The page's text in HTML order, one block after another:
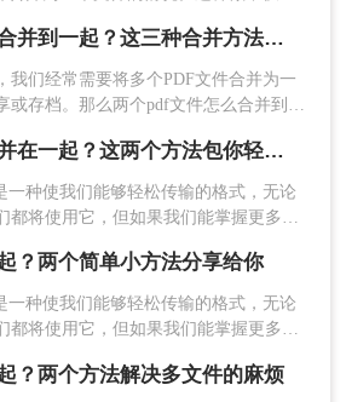
合并界面，需要注意的是，如
需要去除密码保护在上传文件
PDF文件，然后点击开始转换即
下是几种常用的合并PDF文件的方法。
两个pdf文件怎么合并到一起？这三种合并方法超实用！
我们经常需要将多个PDF文件合并为一
或存档。那么两个pdf文件怎么合并到一
怎么将两个pdf合并在一起？这两个方法包你轻松解决
一种使我们能够轻松传输的格式，无论
都将使用它，但如果我们能掌握更多的
讲的是，怎么将两个pdf合并在一起，如
这种技巧，就来看看吧！
？两个简单小方法分享给你
一种使我们能够轻松传输的格式，无论
都将使用它，但如果我们能掌握更多的
讲的是，pdf如何合并到一起，如果你也
？两个方法解决多文件的麻烦